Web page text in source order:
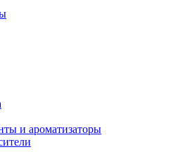
и ароматизаторы